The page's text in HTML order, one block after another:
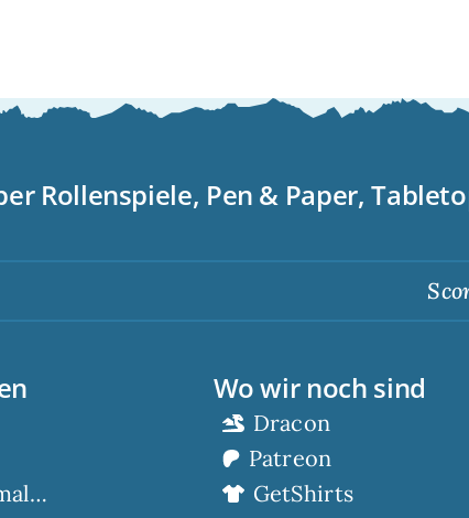
Rollenspiele, Pen & Paper,
Wo wir noch sind
Dracon
Patreon
GetShirts